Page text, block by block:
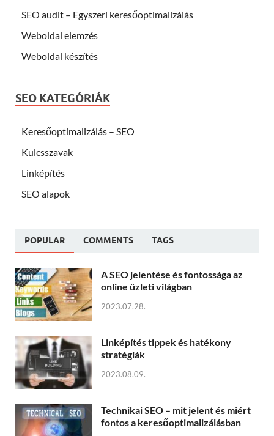
SEO audit – Egyszeri keresőoptimalizálás
Weboldal elemzés
Weboldal készítés
SEO KATEGÓRIÁK
Keresőoptimalizálás – SEO
Kulcsszavak
Linképítés
SEO alapok
POPULAR COMMENTS TAGS
A SEO jelentése és fontossága az
online üzleti világban
2023.07.28.
Linképítés tippek és hatékony
stratégiák
2023.08.09.
Technikai SEO – mit jelent és miért
fontos a keresőoptimalizálásban